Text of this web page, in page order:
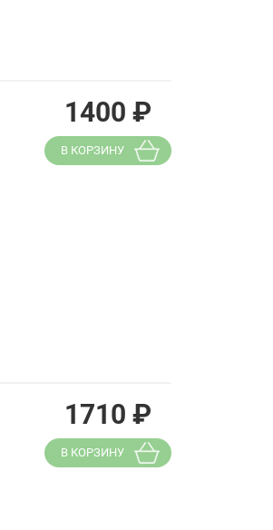
1400 ₽
В КОРЗИНУ
1710 ₽
В КОРЗИНУ